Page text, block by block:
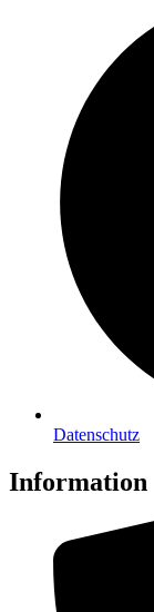
Datenschutz
Information